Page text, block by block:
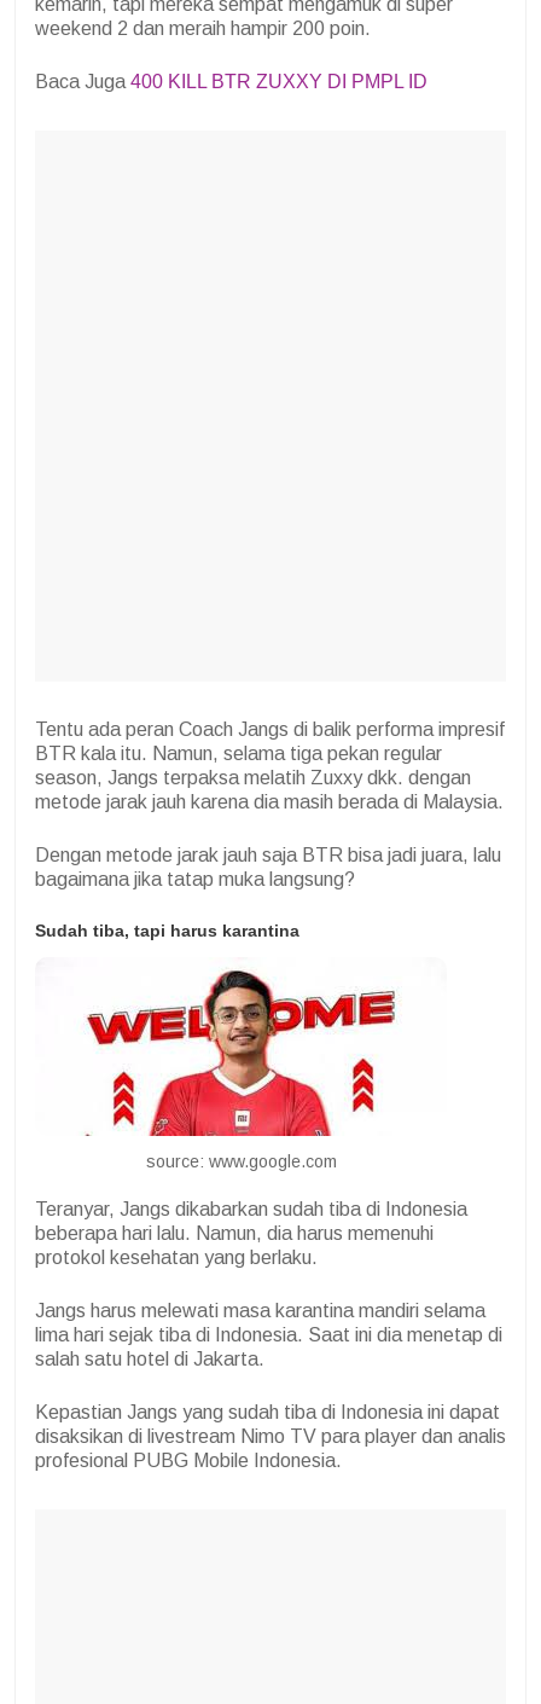
kemarin, tapi mereka sempat mengamuk di super
weekend 2 dan meraih hampir 200 poin.
Baca Juga 400 KILL BTR ZUXXY DI PMPL ID
Tentu ada peran Coach Jangs di balik performa impresif
BTR kala itu. Namun, selama tiga pekan regular
season, Jangs terpaksa melatih Zuxxy dkk. dengan
metode jarak jauh karena dia masih berada di Malaysia.
Dengan metode jarak jauh saja BTR bisa jadi juara, lalu
bagaimana jika tatap muka langsung?
Sudah tiba, tapi harus karantina
source: www.google.com
Teranyar, Jangs dikabarkan sudah tiba di Indonesia
beberapa hari lalu. Namun, dia harus memenuhi
protokol kesehatan yang berlaku.
Jangs harus melewati masa karantina mandiri selama
lima hari sejak tiba di Indonesia. Saat ini dia menetap di
salah satu hotel di Jakarta.
Kepastian Jangs yang sudah tiba di Indonesia ini dapat
disaksikan di livestream Nimo TV para player dan analis
profesional PUBG Mobile Indonesia.